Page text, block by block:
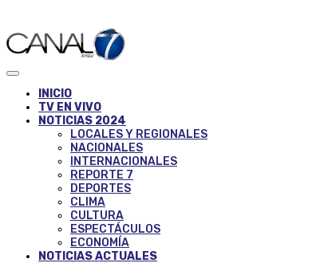
INICIO
TV EN VIVO
NOTICIAS 2024
LOCALES Y REGIONALES
NACIONALES
INTERNACIONALES
REPORTE 7
DEPORTES
CLIMA
CULTURA
ESPECTÁCULOS
ECONOMÍA
NOTICIAS ACTUALES